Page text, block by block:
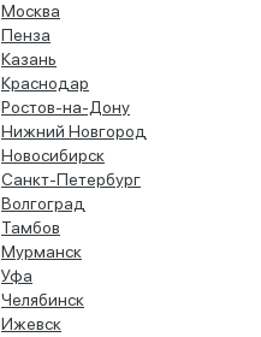
Москва
Пенза
Казань
Краснодар
Ростов-на-Дону
Нижний Новгород
Новосибирск
Санкт-Петербург
Волгоград
Тамбов
Мурманск
Уфа
Челябинск
Ижевск